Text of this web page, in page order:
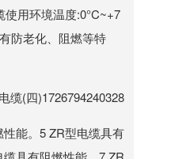
用环境温度:0°C~+7
防老化、阻燃等特
能。5 ZR型电缆具有